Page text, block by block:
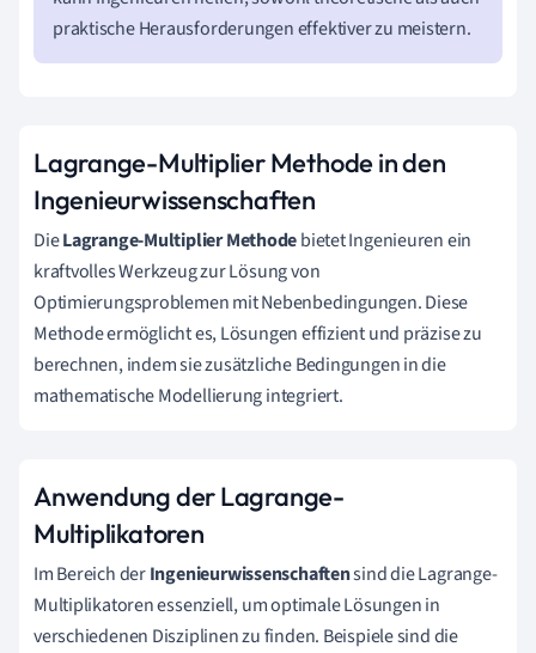
praktische Herausforderungen effektiver zu meistern.
Lagrange-Multiplier Methode in den
Ingenieurwissenschaften
DieLagrange-Multiplier Methodebietet Ingenieuren ein
kraftvolles Werkzeug zur Lösung von
Optimierungsproblemen mit Nebenbedingungen. Diese
Methode ermöglicht es, Lösungen effizient und präzise zu
berechnen, indem sie zusätzliche Bedingungen in die
mathematische Modellierung integriert.
Anwendung der Lagrange-
Multiplikatoren
Im Bereich derIngenieurwissenschaftensind die Lagrange-
Multiplikatoren essenziell, um optimale Lösungen in
verschiedenen Disziplinen zu finden. Beispiele sind die